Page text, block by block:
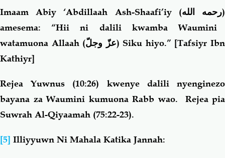
Imaam Abiy ‘Abdillaah Ash-Shaafi’iy
(رحمه الله)
amesema: “Hii ni dalili kwamba Waumini
watamuona Allaah (عزّ وجلّ) Siku hiyo.” [Tafsiyr Ibn
Kathiyr]
Rejea Yuwnus (10:26) kwenye dalili nyenginezo
bayana za Waumini kumuona Rabb wao. Rejea pia
Suwrah Al-Qiyaamah (75:22-23).
[5] Illiyyuwn Ni Mahala Katika Jannah: